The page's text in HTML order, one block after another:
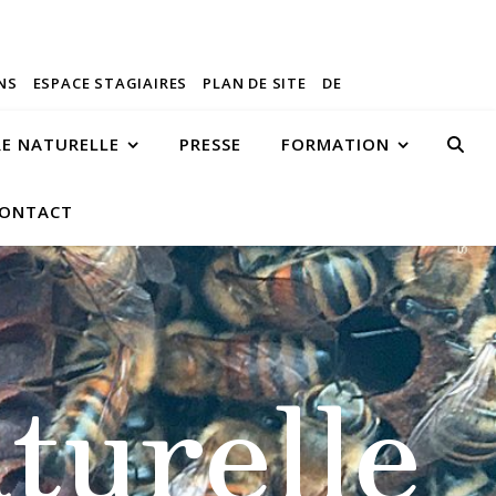
ESPACE STAGIAIRES PLAN DE SITE DE
NATURELLE PRESSE FORMATION